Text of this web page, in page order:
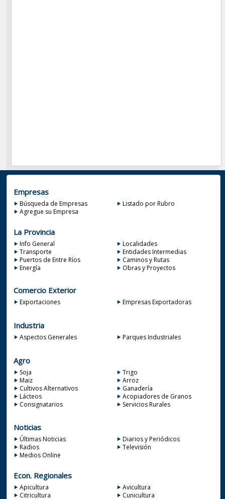
Empresas
Búsqueda de Empresas
Listado por Rubro
Agregue su Empresa
La Provincia
Info General
Localidades
Transporte
Entidades Intermedias
Puertos de Entre Ríos
Caminos y Rutas
Energía
Obras y Proyectos
Comercio Exterior
Exportaciones Empresas Exportadoras
Industria
Aspectos Generales Parques Industriales
Agro
Soja
Trigo
Maiz
Arroz
Cultivos Alternativos
Ganadería
Lácteos
Acopiadores de Granos
Consignatarios
Servicios Rurales
Noticias
Últimas Noticias
Diarios y Periódicos
Radios
Televisión
Medios Online
Econ. Regionales
Apicultura
Avicultura
Citricultura
Cunicultura